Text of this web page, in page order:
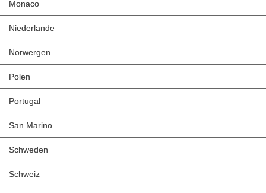
Monaco
Niederlande
Norwergen
Polen
Portugal
San Marino
Schweden
Schweiz